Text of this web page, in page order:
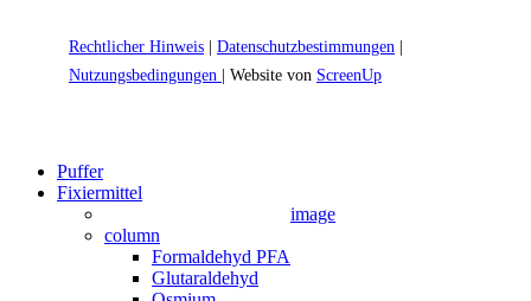
Rechtlicher Hinweis | Datenschutzbestimmungen |
Nutzungsbedingungen | Website von ScreenUp
Close
Menu
Puffer
Fixiermittel
image
column
Formaldehyd PFA
Glutaraldehyd